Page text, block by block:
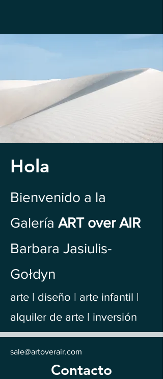
Hola
Bienvenido a la
Galería ART over AIR
Barbara Jasiulis-
Gołdyn
arte | diseño | arte infantil |
alquiler de arte | inversión
sale@artoverair.com
Contacto